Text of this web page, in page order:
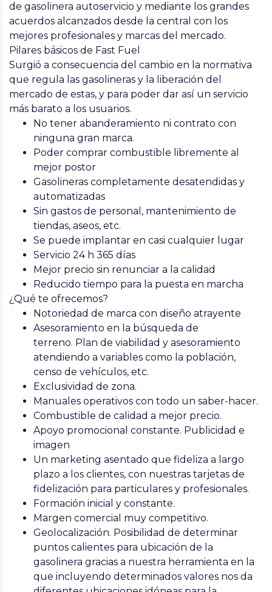
de gasolinera autoservicio y mediante los grandes
acuerdos alcanzados desde la central con los
mejores profesionales y marcas del mercado.
Pilares básicos de Fast Fuel
Surgió a consecuencia del cambio en la normativa
que regula las gasolineras y la liberación del
mercado de estas, y para poder dar así un servicio
más barato a los usuarios.
No tener abanderamiento ni contrato con
ninguna gran marca.
Poder comprar combustible libremente al
mejor postor
Gasolineras completamente desatendidas y
automatizadas
Sin gastos de personal, mantenimiento de
tiendas, aseos, etc.
Se puede implantar en casi cualquier lugar
Servicio 24 h 365 días
Mejor precio sin renunciar a la calidad
Reducido tiempo para la puesta en marcha
¿Qué te ofrecemos?
Notoriedad de marca con diseño atrayente
Asesoramiento en la búsqueda de
terreno. Plan de viabilidad y asesoramiento
atendiendo a variables como la población,
censo de vehículos, etc.
Exclusividad de zona.
Manuales operativos con todo un saber-hacer.
Combustible de calidad a mejor precio.
Apoyo promocional constante. Publicidad e
imagen
Un marketing asentado que fideliza a largo
plazo a los clientes, con nuestras tarjetas de
fidelización para particulares y profesionales.
Formación inicial y constante.
Margen comercial muy competitivo.
Geolocalización. Posibilidad de determinar
puntos calientes para ubicación de la
gasolinera gracias a nuestra herramienta en la
que incluyendo determinados valores nos da